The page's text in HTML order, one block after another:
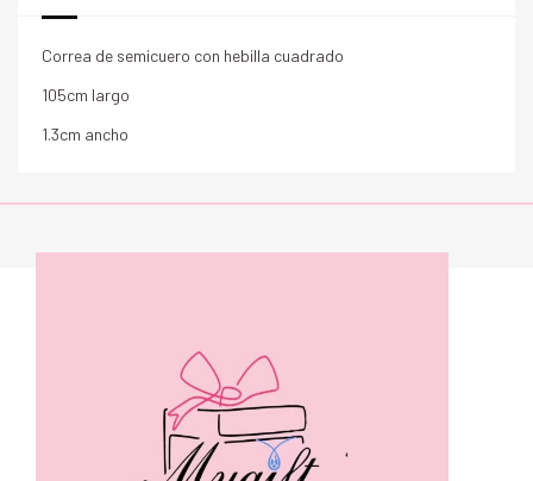
Correa de semicuero con hebilla cuadrado
105cm largo
1.3cm ancho